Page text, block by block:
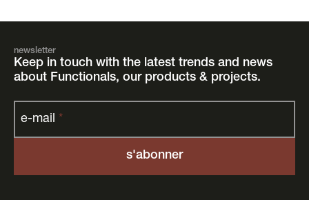
www.functionals.com
Chambre de commerce : 18034285
TVA : NL 800295420B01
IBAN : NL59 RABO 0300 6102 38
newsletter
Keep in touch with the latest trends and news
about Functionals, our products & projects.
e-mail *